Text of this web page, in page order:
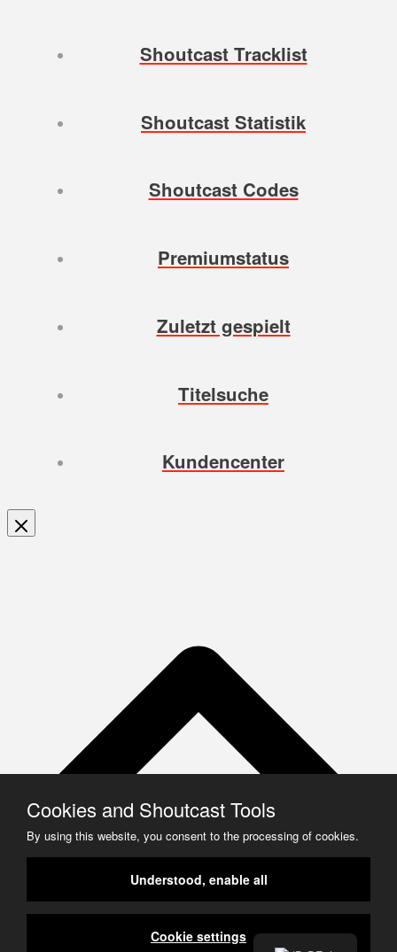
Shoutcast Tracklist
Shoutcast Statistik
Shoutcast Codes
Premiumstatus
Zuletzt gespielt
Titelsuche
Kundencenter
Cookies and Shoutcast Tools
By using this website, you consent to the processing of cookies.
Understood, enable all
Cookie settings